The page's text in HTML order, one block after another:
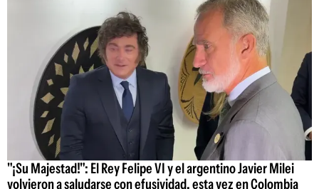
"¡Su Majestad!": El Rey Felipe VI y el argentino Javier Milei
volvieron a saludarse con efusividad, esta vez en Colombia